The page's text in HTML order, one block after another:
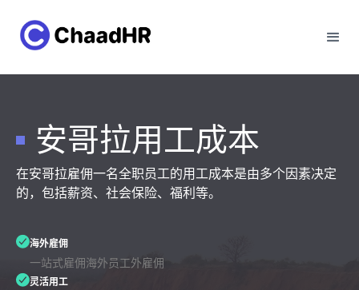
安哥拉用工成本
在安哥拉雇佣一名全职员工的用工成本是由多个因素决定
的，包括薪资、社会保险、福利等。
海外雇佣
一站式雇佣海外员工外雇佣
灵活用工